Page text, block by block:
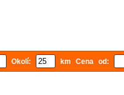
Okolí: km Cena od: